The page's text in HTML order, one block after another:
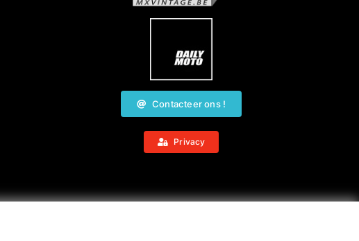
Contacteer ons !
Privacy